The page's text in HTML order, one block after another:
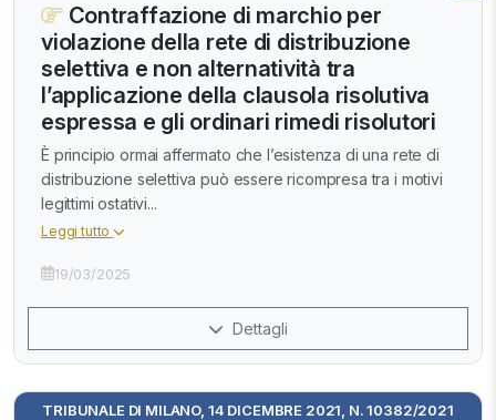
Contraffazione di marchio per
violazione della rete di distribuzione
selettiva e non alternatività tra
l’applicazione della clausola risolutiva
espressa e gli ordinari rimedi risolutori
È principio ormai affermato che l’esistenza di una rete di
distribuzione selettiva può essere ricompresa tra i motivi
legittimi ostativi...
Leggi tutto
19/03/2025
Dettagli
TRIBUNALE DI MILANO, 14 DICEMBRE 2021, N. 10382/2021